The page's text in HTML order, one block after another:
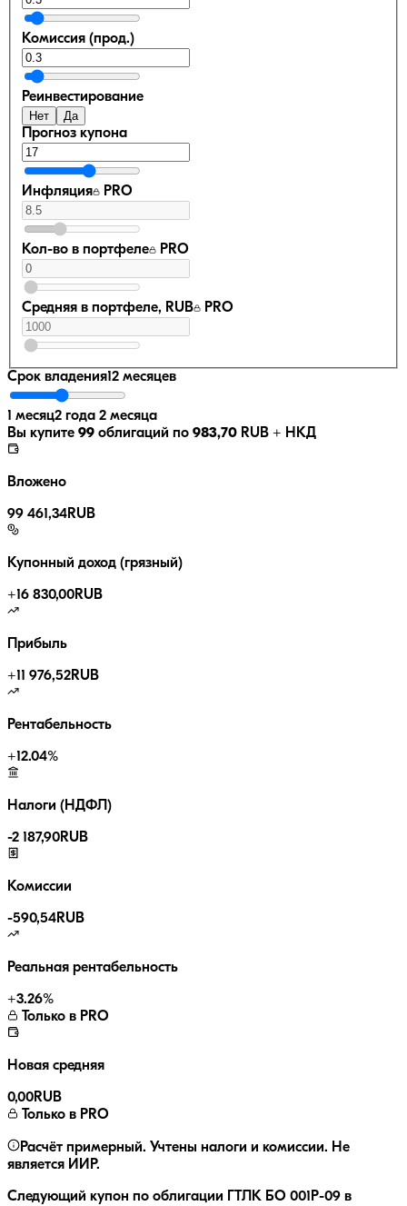
Комиссия (прод.)
Реинвестирование
Нет Да
Прогноз купона
Инфляция PRO
Кол-во в портфеле PRO
Средняя в портфеле, RUB PRO
Срок владения12 месяцев
1 месяц2 года 2 месяца
Вы купите 99 облигаций по 983,70 RUB + НКД
Вложено
99 461,34RUB
Купонный доход (грязный)
+16 830,00RUB
Прибыль
+11 976,52RUB
Рентабельность
+12.04%
Налоги (НДФЛ)
-2 187,90RUB
Комиссии
-590,54RUB
Реальная рентабельность
+3.26%
Только в PRO
Новая средняя
0,00RUB
Только в PRO
Расчёт примерный. Учтены налоги и комиссии. Не
является ИИР.
Следующий купон по облигации ГТЛК БО 001P-09 в